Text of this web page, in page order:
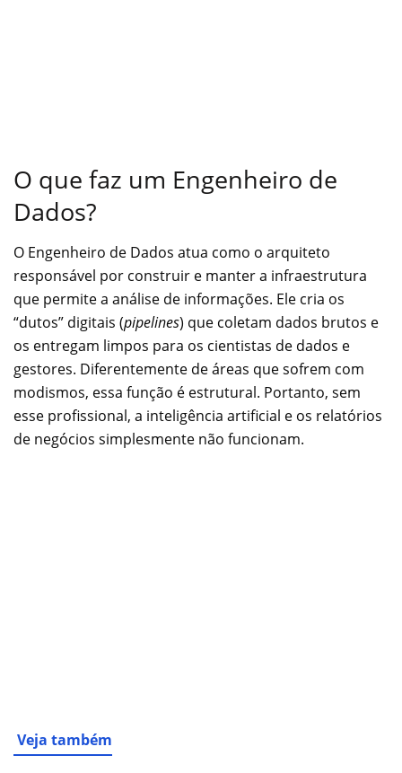
O que faz um Engenheiro de
Dados?
O Engenheiro de Dados atua como o arquiteto
responsável por construir e manter a infraestrutura
que permite a análise de informações. Ele cria os
“dutos” digitais (pipelines) que coletam dados brutos e
os entregam limpos para os cientistas de dados e
gestores. Diferentemente de áreas que sofrem com
modismos, essa função é estrutural. Portanto, sem
esse profissional, a inteligência artificial e os relatórios
de negócios simplesmente não funcionam.
Veja também